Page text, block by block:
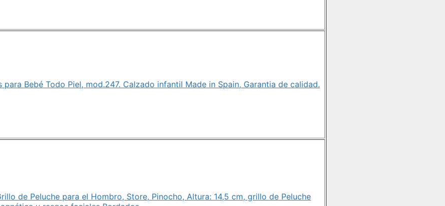
para Bebé Todo Piel, mod.247. Calzado infantil Made in Spain, Garantia de calidad.
de Peluche para el Hombro, Store, Pinocho, Altura: 14,5 cm, grillo de Peluche